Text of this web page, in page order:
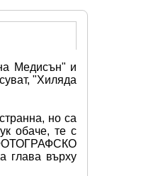
Медисън" и
"Хиляда
но са
обаче, те с
"ФОТОГРАФСКО
глава върху